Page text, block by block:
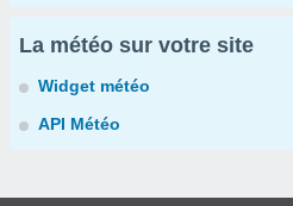
La météo sur votre site
Widget météo
API Météo